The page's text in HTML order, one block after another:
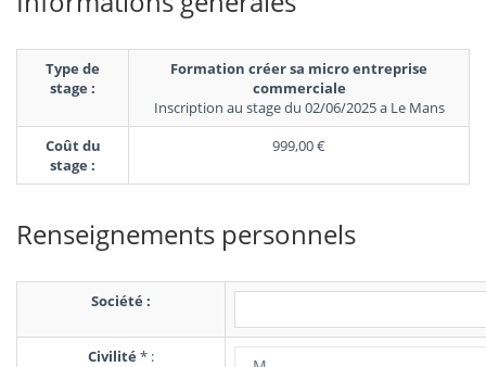
Type de
stage :
Formation créer sa micro entreprise
commerciale
Inscription au stage du 02/06/2025 a Le Mans
Coût du
stage :
999,00 €
Renseignements personnels
Société :
Civilité * :